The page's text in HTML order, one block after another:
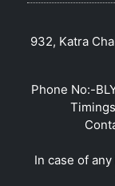
932, Katra
Phone No:-
In case of